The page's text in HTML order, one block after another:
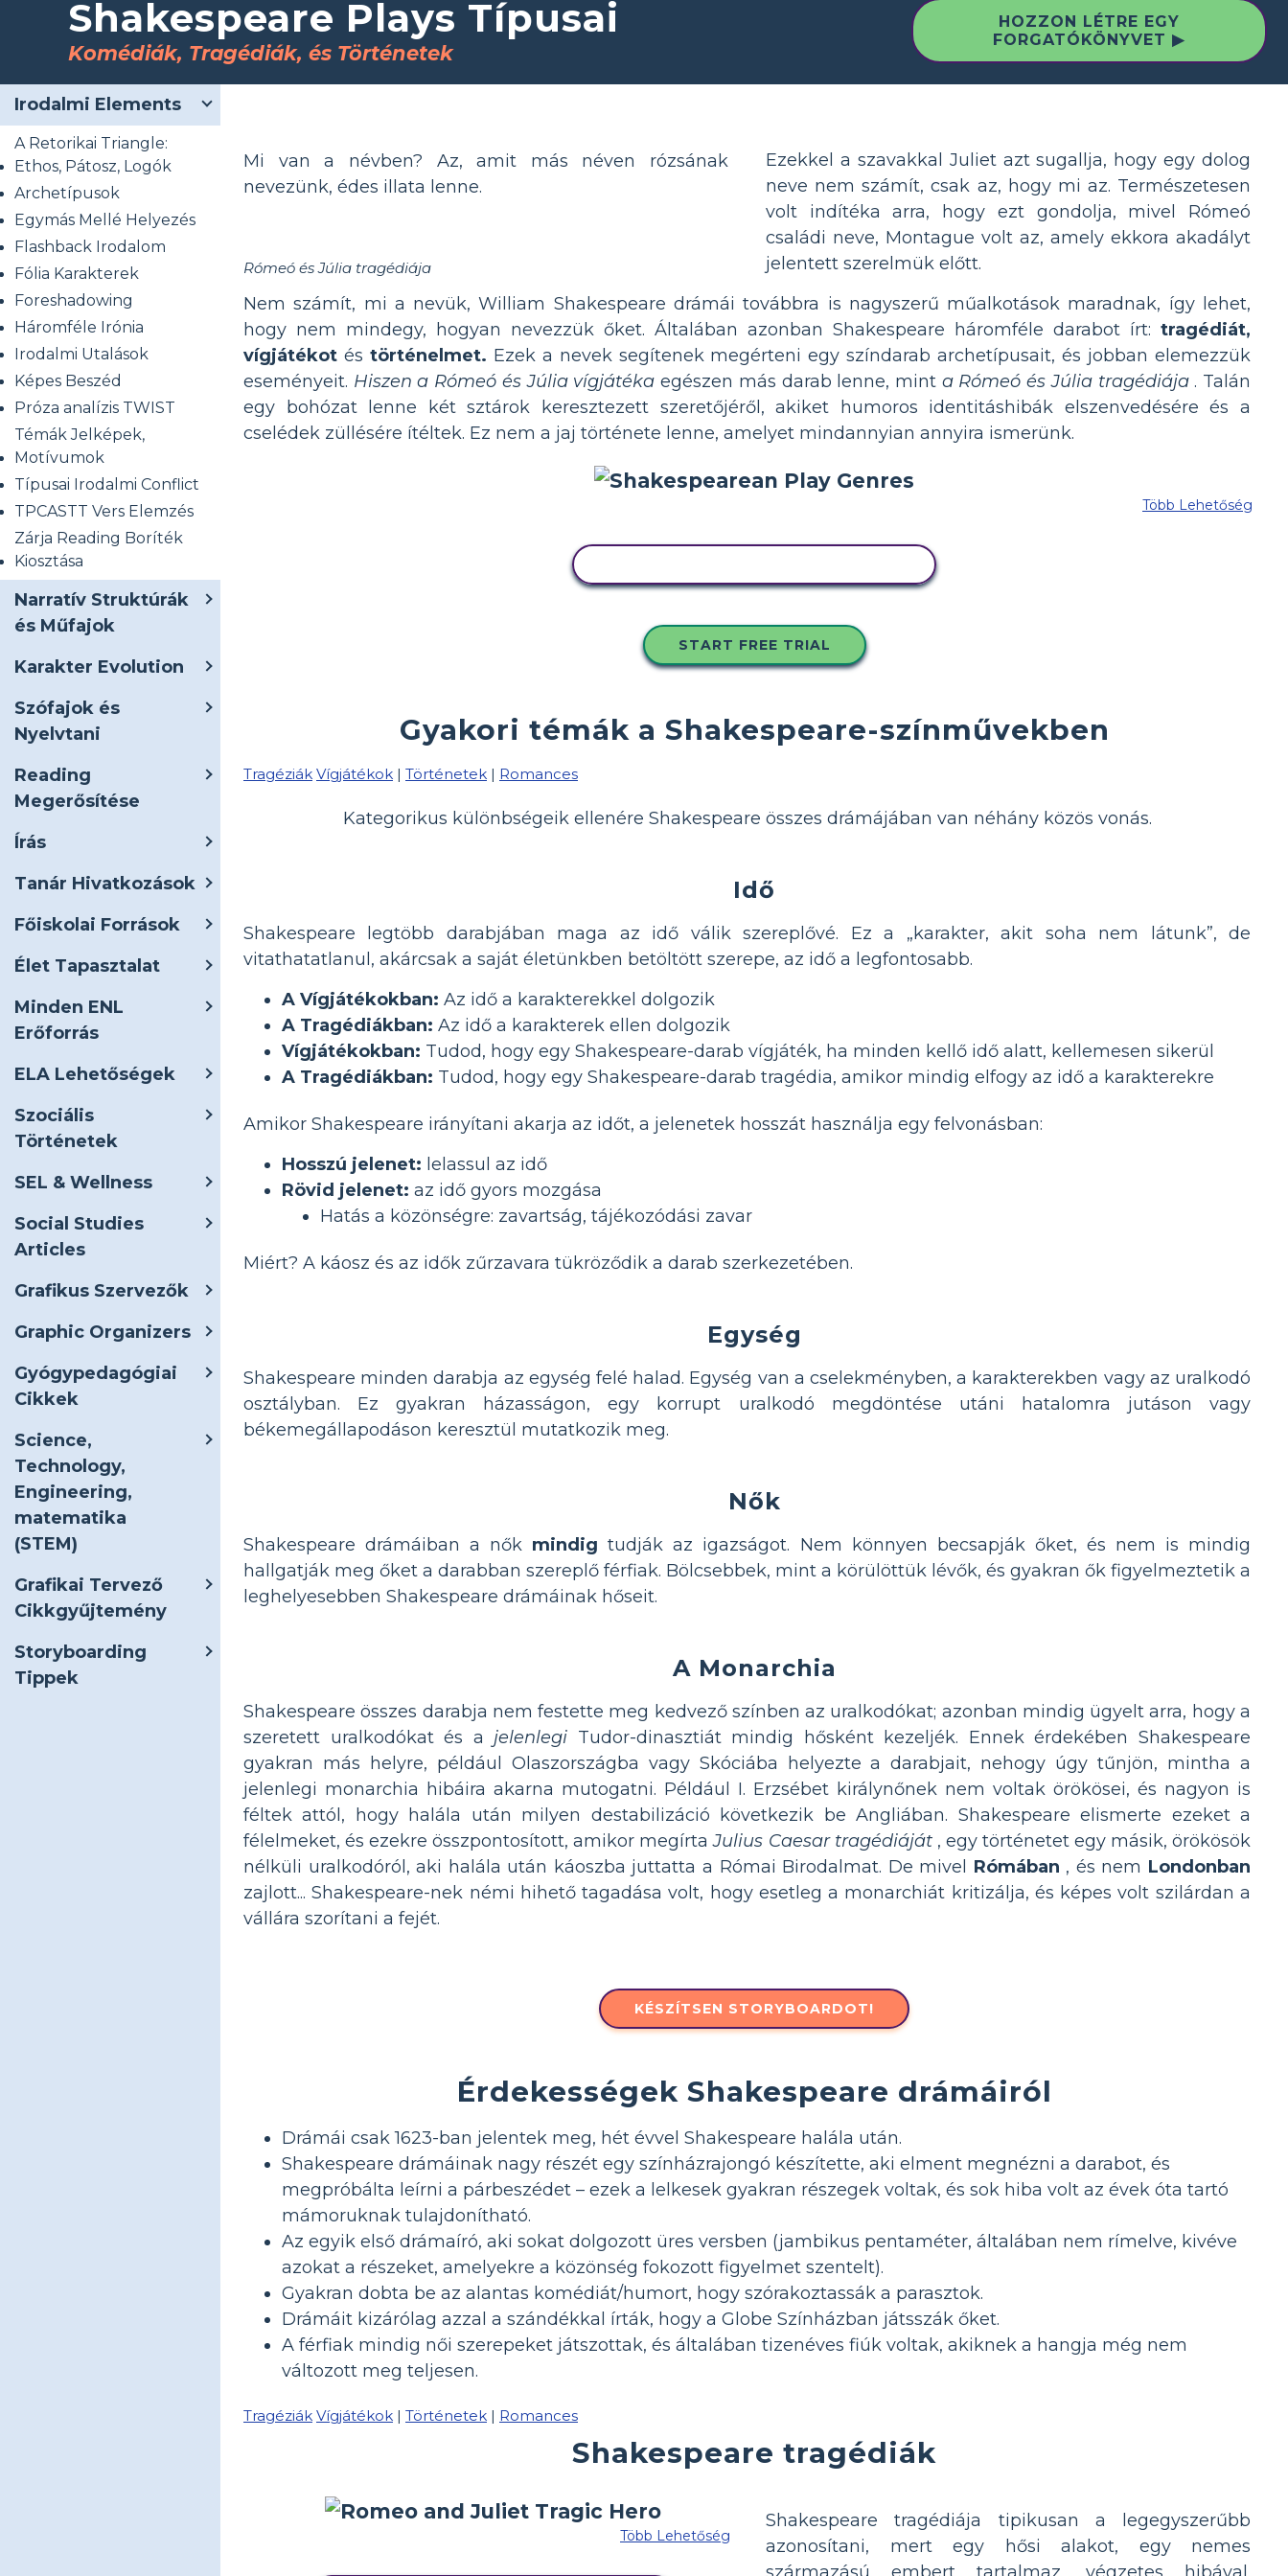
Shakespeare Plays Típusai
Komédiák, Tragédiák, és Történetek
HOZZON LÉTRE EGY
FORGATÓKÖNYVET ▶
Irodalmi Elements
A Retorikai Triangle:
Ethos, Pátosz, Logók
Archetípusok
Egymás Mellé Helyezés
Flashback Irodalom
Fólia Karakterek
Foreshadowing
Háromféle Irónia
Irodalmi Utalások
Képes Beszéd
Próza analízis TWIST
Témák Jelképek,
Motívumok
Típusai Irodalmi Conflict
TPCASTT Vers Elemzés
Zárja Reading Boríték
Kiosztása
Narratív Struktúrák
és Műfajok
Karakter Evolution
Szófajok és
Nyelvtani
Reading
Megerősítése
Írás
Tanár Hivatkozások
Főiskolai Források
Élet Tapasztalat
Minden ENL
Erőforrás
ELA Lehetőségek
Szociális
Történetek
SEL & Wellness
Social Studies
Articles
Grafikus Szervezők
Graphic Organizers
Gyógypedagógiai
Cikkek
Science,
Technology,
Engineering,
matematika
(STEM)
Grafikai Tervező
Cikkgyűjtemény
Storyboarding
Tippek
Mi van a névben? Az, amit más néven rózsának
nevezünk, édes illata lenne.
Rómeó és Júlia tragédiája
Ezekkel a szavakkal Juliet azt sugallja, hogy egy dolog
neve nem számít, csak az, hogy mi az. Természetesen
volt indítéka arra, hogy ezt gondolja, mivel Rómeó
családi neve, Montague volt az, amely ekkora akadályt
jelentett szerelmük előtt.
Nem számít, mi a nevük, William Shakespeare drámái továbbra is nagyszerű műalkotások maradnak, így lehet,
hogy nem mindegy, hogyan nevezzük őket. Általában azonban Shakespeare háromféle darabot írt: tragédiát,
vígjátékot és történelmet. Ezek a nevek segítenek megérteni egy színdarab archetípusait, és jobban elemezzük
eseményeit. Hiszen a Rómeó és Júlia vígjátéka egészen más darab lenne, mint a Rómeó és Júlia tragédiája. Talán
egy bohózat lenne két sztárok keresztezett szeretőjéről, akiket humoros identitáshibák elszenvedésére és a
cselédek züllésére ítéltek. Ez nem a jaj története lenne, amelyet mindannyian annyira ismerünk.
Több Lehetőség
START FREE TRIAL
Gyakori témák a Shakespeare-színművekben
Tragéziák Vígjátékok | Történetek | Romances
Kategorikus különbségeik ellenére Shakespeare összes drámájában van néhány közös vonás.
Idő
Shakespeare legtöbb darabjában maga az idő válik szereplővé. Ez a „karakter, akit soha nem látunk”, de
vitathatatlanul, akárcsak a saját életünkben betöltött szerepe, az idő a legfontosabb.
A Vígjátékokban: Az idő a karakterekkel dolgozik
A Tragédiákban: Az idő a karakterek ellen dolgozik
Vígjátékokban: Tudod, hogy egy Shakespeare-darab vígjáték, ha minden kellő idő alatt, kellemesen sikerül
A Tragédiákban: Tudod, hogy egy Shakespeare-darab tragédia, amikor mindig elfogy az idő a karakterekre
Amikor Shakespeare irányítani akarja az időt, a jelenetek hosszát használja egy felvonásban:
Hosszú jelenet: lelassul az idő
Rövid jelenet: az idő gyors mozgása
Hatás a közönségre: zavartság, tájékozódási zavar
Miért? A káosz és az idők zűrzavara tükröződik a darab szerkezetében.
Egység
Shakespeare minden darabja az egység felé halad. Egység van a cselekményben, a karakterekben vagy az uralkodó
osztályban. Ez gyakran házasságon, egy korrupt uralkodó megdöntése utáni hatalomra jutáson vagy
békemegállapodáson keresztül mutatkozik meg.
Nők
Shakespeare drámáiban a nők mindig tudják az igazságot. Nem könnyen becsapják őket, és nem is mindig
hallgatják meg őket a darabban szereplő férfiak. Bölcsebbek, mint a körülöttük lévők, és gyakran ők figyelmeztetik a
leghelyesebben Shakespeare drámáinak hőseit.
A Monarchia
Shakespeare összes darabja nem festette meg kedvező színben az uralkodókat; azonban mindig ügyelt arra, hogy a
szeretett uralkodókat és a jelenlegi Tudor-dinasztiát mindig hősként kezeljék. Ennek érdekében Shakespeare
gyakran más helyre, például Olaszországba vagy Skóciába helyezte a darabjait, nehogy úgy tűnjön, mintha a
jelenlegi monarchia hibáira akarna mutogatni. Például I. Erzsébet királynőnek nem voltak örökösei, és nagyon is
féltek attól, hogy halála után milyen destabilizáció következik be Angliában. Shakespeare elismerte ezeket a
félelmeket, és ezekre összpontosított, amikor megírtaJulius Caesar tragédiáját, egy történetet egy másik, örökösök
nélküli uralkodóról, aki halála után káoszba juttatta a Római Birodalmat. De mivel Rómában , és nem Londonban
zajlott... Shakespeare-nek némi hihető tagadása volt, hogy esetleg a monarchiát kritizálja, és képes volt szilárdan a
vállára szorítani a fejét.
KÉSZÍTSEN STORYBOARDOT!
Érdekességek Shakespeare drámáiról
Drámái csak 1623-ban jelentek meg, hét évvel Shakespeare halála után.
Shakespeare drámáinak nagy részét egy színházrajongó készítette, aki elment megnézni a darabot, és
megpróbálta leírni a párbeszédet – ezek a lelkesek gyakran részegek voltak, és sok hiba volt az évek óta tartó
mámoruknak tulajdonítható.
Az egyik első drámaíró, aki sokat dolgozott üres versben (jambikus pentaméter, általában nem rímelve, kivéve
azokat a részeket, amelyekre a közönség fokozott figyelmet szentelt).
Gyakran dobta be az alantas komédiát/humort, hogy szórakoztassák a parasztok.
Drámáit kizárólag azzal a szándékkal írták, hogy a Globe Színházban játsszák őket.
A férfiak mindig női szerepeket játszottak, és általában tizenéves fiúk voltak, akiknek a hangja még nem
változott meg teljesen.
Tragéziák Vígjátékok | Történetek | Romances
Shakespeare tragédiák
Több Lehetőség
Shakespeare tragédiája tipikusan a legegyszerűbb
azonosítani, mert egy hősi alakot, egy nemes